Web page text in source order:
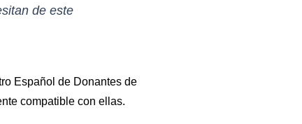
de este
Español de Donantes de
compatible con ellas.